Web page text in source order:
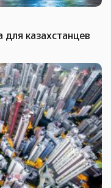
казахстанцев